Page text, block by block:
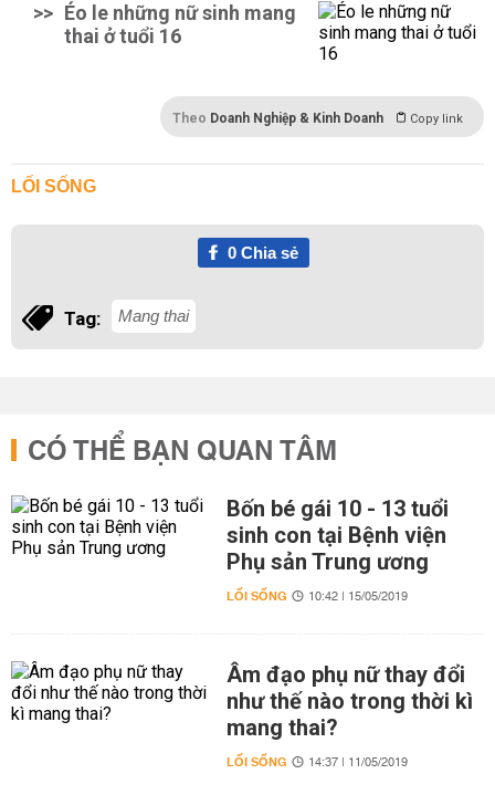
>> Éo le những nữ sinh mang
thai ở tuổi 16
Theo Doanh Nghiệp & Kinh Doanh Copy link
LỐI SỐNG
0Chia sẻ
Tag: Mang thai
CÓ THỂ BẠN QUAN TÂM
Bốn bé gái 10 - 13 tuổi
sinh con tại Bệnh viện
Phụ sản Trung ương
LỐI SỐNG 10:42 | 15/05/2019
Âm đạo phụ nữ thay đổi
như thế nào trong thời kì
mang thai?
LỐI SỐNG 14:37 | 11/05/2019